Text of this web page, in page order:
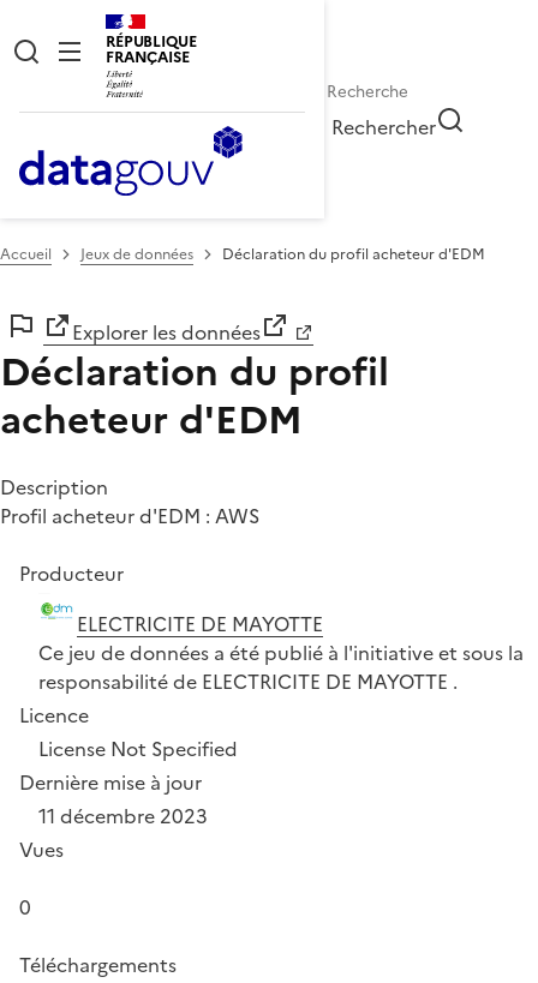
RÉPUBLIQUE
FRANÇAISE
Rechercher
Accueil Jeux de données Déclaration du profil acheteur d'EDM
Explorer les données
Déclaration du profil
acheteur d'EDM
Description
Profil acheteur d'EDM : AWS
Producteur
ELECTRICITE DE MAYOTTE
Ce jeu de données a été publié à l'initiative et sous la
responsabilité de ELECTRICITE DE MAYOTTE .
Licence
License Not Specified
Dernière mise à jour
11 décembre 2023
Vues
0
Téléchargements